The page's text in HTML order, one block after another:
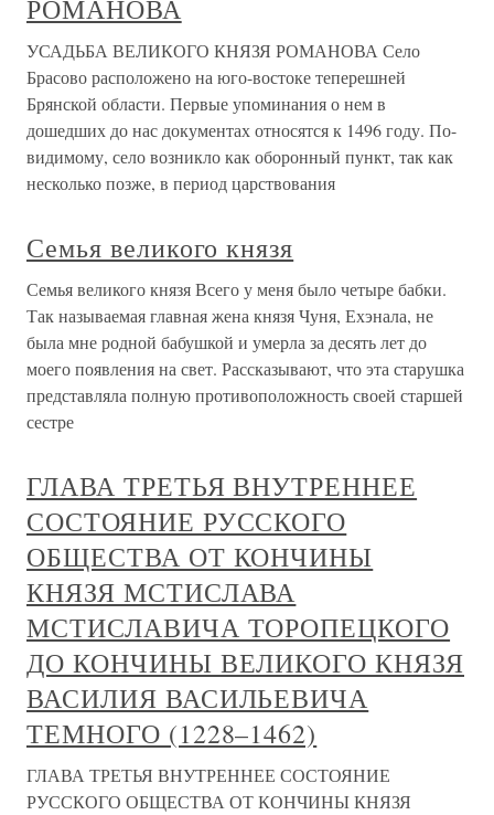
РОМАНОВА
УСАДЬБА ВЕЛИКОГО КНЯЗЯ РОМАНОВА Село
Брасово расположено на юго-востоке теперешней
Брянской области. Первые упоминания о нем в
дошедших до нас документах относятся к 1496 году. По-
видимому, село возникло как оборонный пункт, так как
несколько позже, в период царствования
Семья великого князя
Семья великого князя Всего у меня было четыре бабки.
Так называемая главная жена князя Чуня, Ехэнала, не
была мне родной бабушкой и умерла за десять лет до
моего появления на свет. Рассказывают, что эта старушка
представляла полную противоположность своей старшей
сестре
ГЛАВА ТРЕТЬЯ ВНУТРЕННЕЕ
СОСТОЯНИЕ РУССКОГО
ОБЩЕСТВА ОТ КОНЧИНЫ
КНЯЗЯ МСТИСЛАВА
МСТИСЛАВИЧА ТОРОПЕЦКОГО
ДО КОНЧИНЫ ВЕЛИКОГО КНЯЗЯ
ВАСИЛИЯ ВАСИЛЬЕВИЧА
ТЕМНОГО (1228–1462)
ГЛАВА ТРЕТЬЯ ВНУТРЕННЕЕ СОСТОЯНИЕ
РУССКОГО ОБЩЕСТВА ОТ КОНЧИНЫ КНЯЗЯ